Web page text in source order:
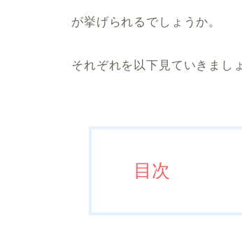
が挙げられるでしょうか。
それぞれを以下見ていきまし
目次